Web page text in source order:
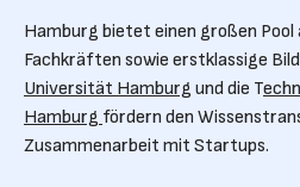
Hamburg bietet einen großen
Fachkräften sowie erstklassige
Universität Hamburg und die T
Hamburg fördern den
Zusammenarbeit mit Startups.